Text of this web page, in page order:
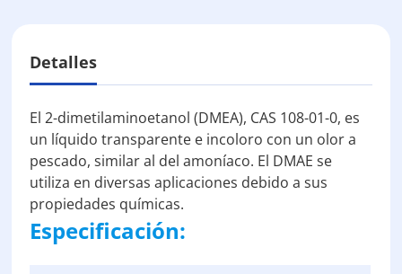
Detalles
El 2-dimetilaminoetanol (DMEA), CAS 108-01-0, es
un líquido transparente e incoloro con un olor a
pescado, similar al del amoníaco. El DMAE se
utiliza en diversas aplicaciones debido a sus
propiedades químicas.
Especificación: